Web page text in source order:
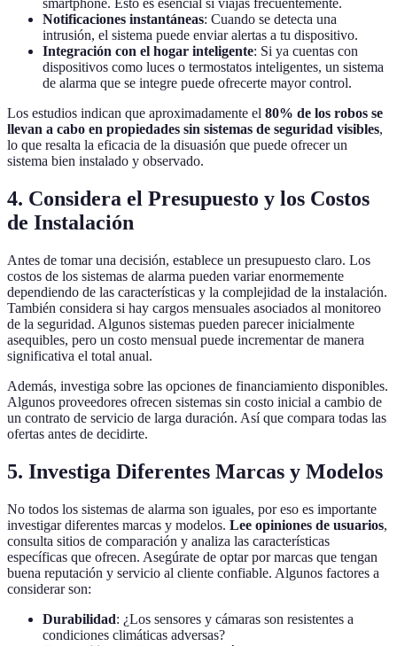
smartphone. Esto es esencial si viajas frecuentemente.
Notificaciones instantáneas: Cuando se detecta una
intrusión, el sistema puede enviar alertas a tu dispositivo.
Integración con el hogar inteligente: Si ya cuentas con
dispositivos como luces o termostatos inteligentes, un sistema
de alarma que se integre puede ofrecerte mayor control.
Los estudios indican que aproximadamente el 80% de los robos se
llevan a cabo en propiedades sin sistemas de seguridad visibles,
lo que resalta la eficacia de la disuasión que puede ofrecer un
sistema bien instalado y observado.
4. Considera el Presupuesto y los Costos
de Instalación
Antes de tomar una decisión, establece un presupuesto claro. Los
costos de los sistemas de alarma pueden variar enormemente
dependiendo de las características y la complejidad de la instalación.
También considera si hay cargos mensuales asociados al monitoreo
de la seguridad. Algunos sistemas pueden parecer inicialmente
asequibles, pero un costo mensual puede incrementar de manera
significativa el total anual.
Además, investiga sobre las opciones de financiamiento disponibles.
Algunos proveedores ofrecen sistemas sin costo inicial a cambio de
un contrato de servicio de larga duración. Así que compara todas las
ofertas antes de decidirte.
5. Investiga Diferentes Marcas y Modelos
No todos los sistemas de alarma son iguales, por eso es importante
investigar diferentes marcas y modelos. Lee opiniones de usuarios,
consulta sitios de comparación y analiza las características
específicas que ofrecen. Asegúrate de optar por marcas que tengan
buena reputación y servicio al cliente confiable. Algunos factores a
considerar son:
Durabilidad: ¿Los sensores y cámaras son resistentes a
condiciones climáticas adversas?